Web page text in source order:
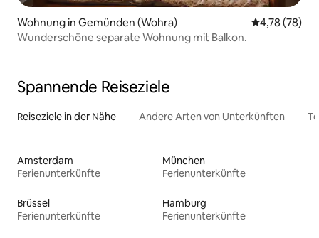
Wohnung in Gemünden (Wohra)
4,78 (78)
Wunderschöne separate Wohnung mit Balkon.
Spannende Reiseziele
Reiseziele in der Nähe Andere Arten von Unterkünften
Amsterdam
Ferienunterkünfte
München
Ferienunterkünfte
Brüssel
Ferienunterkünfte
Hamburg
Ferienunterkünfte